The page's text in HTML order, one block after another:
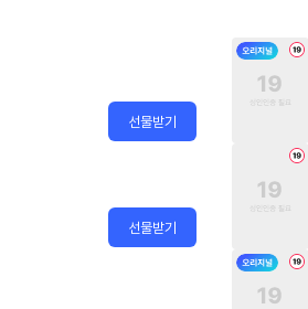
선물받기
선물받기